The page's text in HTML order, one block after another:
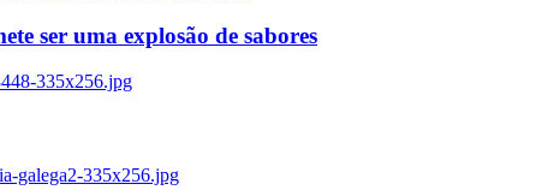
ser uma explosão de sabores
335x256.jpg
galega2-335x256.jpg